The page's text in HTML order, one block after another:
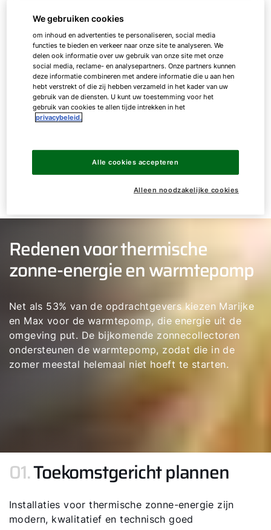
Max en Marijke willen graag een bijzonder
toekomstbestendig systeem, dat hen en hun
kinderen op lange termijn van comfort voorziet.
Daarom moet het zeer modern en
milieuvriendelijk zijn. Ze willen niet afhankelijk
zijn van fossiele grondstoffen en schommelende
brandstofprijzen. Een centraal gecontroleerde
woonhuisventilatie wordt vaak toegepast in de
Marijke ook rekening houden in de plannen.
Redenen voor thermische
zonne-energie en warmtepomp
Net als 53% van de opdrachtgevers kiezen Marijke
en Max voor de warmtepomp, die energie uit de
omgeving put. De bijkomende zonnecollectoren
ondersteunen de warmtepomp, zodat die in de
zomer meestal helemaal niet hoeft te starten.
01.Toekomstgericht plannen
Installaties voor thermische zonne-energie zijn
modern, kwalitatief en technisch goed
We gebruiken cookies
om inhoud en advertenties te personaliseren, social media
functies te bieden en verkeer naar onze site te analyseren. We
delen ook informatie over uw gebruik van onze site met onze
social media, reclame- en analysepartners. Onze partners kunnen
deze informatie combineren met andere informatie die u aan hen
hebt verstrekt of die zij hebben verzameld in het kader van uw
gebruik van de diensten. U kunt uw toestemming voor het
gebruik van cookies te allen tijde intrekken in het
privacybeleid.
Alleen noodzakelijke cookies
Alle cookies accepteren